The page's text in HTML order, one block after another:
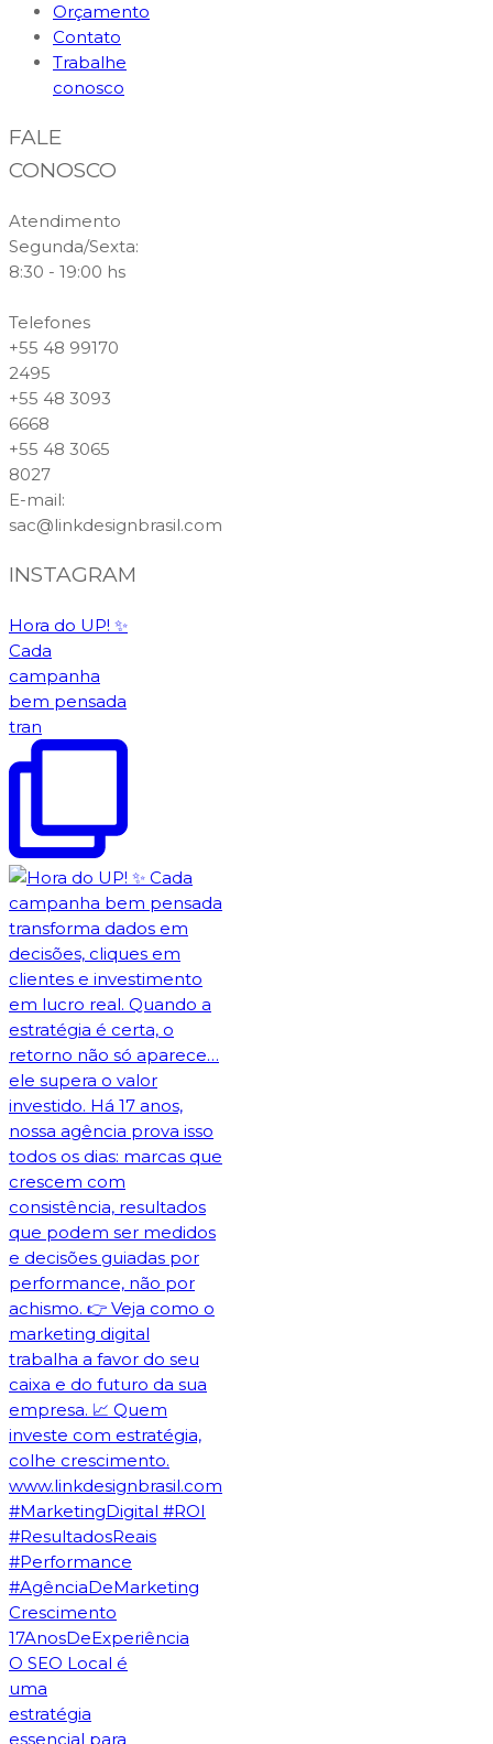
Orçamento
Contato
Trabalhe
conosco
FALE
CONOSCO
Atendimento
Segunda/Sexta:
8:30 - 19:00 hs
Telefones
+55 48 99170
2495
+55 48 3093
6668
+55 48 3065
8027
E-mail:
sac@linkdesignbrasil.com
INSTAGRAM
Hora do UP! ✨️
Cada
campanha
bem pensada
tran
O SEO Local é
uma
estratégia
essencial para